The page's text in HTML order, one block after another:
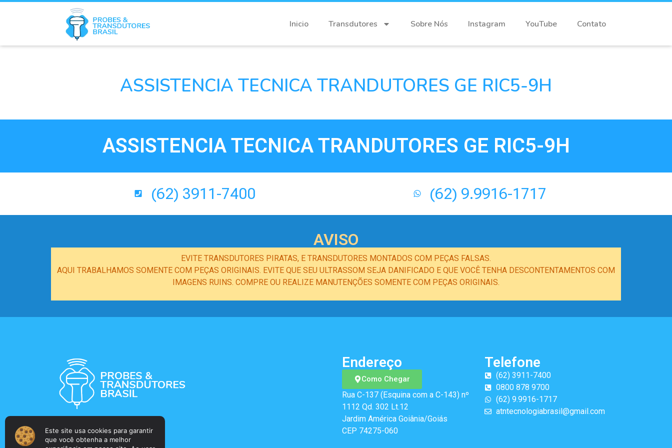
Inicio Transdutores Sobre Nós Instagram YouTube Contato
Este site usa cookies para garantir
que você obtenha a melhor
ASSISTENCIA TECNICA TRANDUTORES GE RIC5-9H
ASSISTENCIA TECNICA TRANDUTORES GE RIC5-9H
(62) 3911-7400 (62) 9.9916-1717
AVISO
EVITE TRANSDUTORES PIRATAS, E TRANSDUTORES MONTADOS COM PEÇAS FALSAS.
AQUI TRABALHAMOS SOMENTE COM PEÇAS ORIGINAIS. EVITE QUE SEU ULTRASSOM SEJA DANIFICADO E QUE VOCÊ TENHA DESCONTENTAMENTOS COM
IMAGENS RUINS. COMPRE OU REALIZE MANUTENÇÕES SOMENTE COM PEÇAS ORIGINAIS.
Como Chegar
Rua C-137 (Esquina com a C-143) nº
1112 Qd. 302 Lt.12
Jardim América Goiânia/Goiás
CEP 74275-060
Endereço
(62) 3911-7400
0800 878 9700
(62) 9.9916-1717
atntecnologiabrasil@gmail.com
Telefone